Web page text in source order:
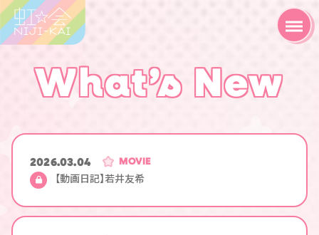
What’s New
2026.03.04
MOVIE
【動画日記】若井友希